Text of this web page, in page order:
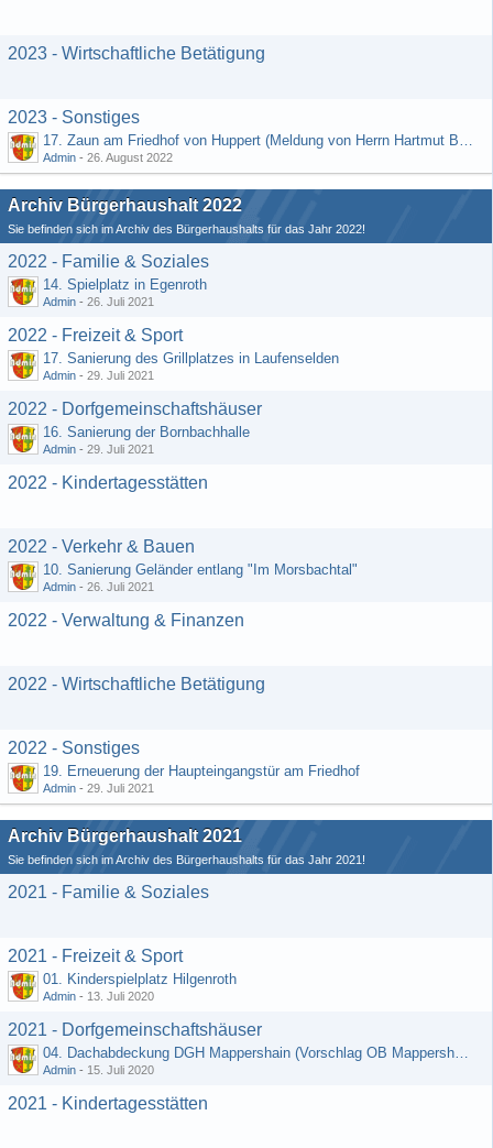
2023 - Wirtschaftliche Betätigung
2023 - Sonstiges
17. Zaun am Friedhof von Huppert (Meldung von Herrn Hartmut Bender)
Admin - 26. August 2022
Archiv Bürgerhaushalt 2022
Sie befinden sich im Archiv des Bürgerhaushalts für das Jahr 2022!
2022 - Familie & Soziales
14. Spielplatz in Egenroth
Admin - 26. Juli 2021
2022 - Freizeit & Sport
17. Sanierung des Grillplatzes in Laufenselden
Admin - 29. Juli 2021
2022 - Dorfgemeinschaftshäuser
16. Sanierung der Bornbachhalle
Admin - 29. Juli 2021
2022 - Kindertagesstätten
2022 - Verkehr & Bauen
10. Sanierung Geländer entlang "Im Morsbachtal"
Admin - 26. Juli 2021
2022 - Verwaltung & Finanzen
2022 - Wirtschaftliche Betätigung
2022 - Sonstiges
19. Erneuerung der Haupteingangstür am Friedhof
Admin - 29. Juli 2021
Archiv Bürgerhaushalt 2021
Sie befinden sich im Archiv des Bürgerhaushalts für das Jahr 2021!
2021 - Familie & Soziales
2021 - Freizeit & Sport
01. Kinderspielplatz Hilgenroth
Admin - 13. Juli 2020
2021 - Dorfgemeinschaftshäuser
04. Dachabdeckung DGH Mappershain (Vorschlag OB Mappershain vom 01.07.2020)
Admin - 15. Juli 2020
2021 - Kindertagesstätten